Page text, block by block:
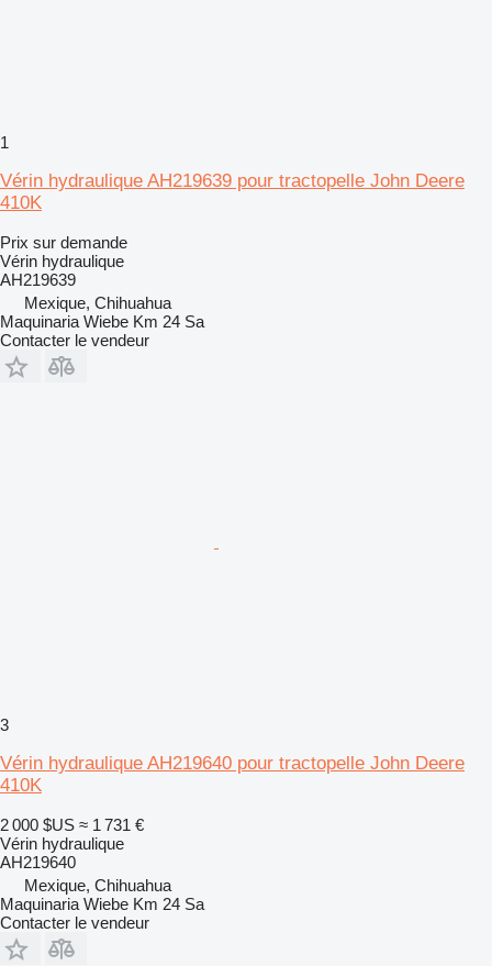
1
Vérin hydraulique AH219639 pour tractopelle John Deere
410K
Prix sur demande
Vérin hydraulique
AH219639
Mexique, Chihuahua
Maquinaria Wiebe Km 24 Sa
Contacter le vendeur
3
Vérin hydraulique AH219640 pour tractopelle John Deere
410K
2 000 $US ≈ 1 731 €
Vérin hydraulique
AH219640
Mexique, Chihuahua
Maquinaria Wiebe Km 24 Sa
Contacter le vendeur